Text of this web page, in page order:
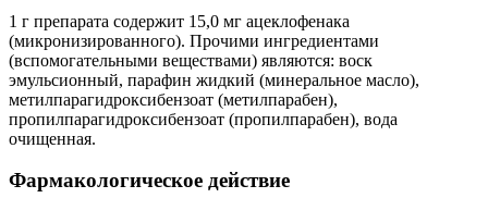
1 г препарата содержит 15,0 мг ацеклофенака
(микронизированного). Прочими ингредиентами
(вспомогательными веществами) являются: воск
эмульсионный, парафин жидкий (минеральное масло),
метилпарагидроксибензоат (метилпарабен),
пропилпарагидроксибензоат (пропилпарабен), вода
очищенная.
Фармакологическое действие